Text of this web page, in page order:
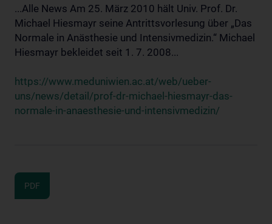
...Alle News Am 25. März 2010 hält Univ. Prof. Dr.
Michael Hiesmayr seine Antrittsvorlesung über „Das
Normale in Anästhesie und Intensivmedizin.“ Michael
Hiesmayr bekleidet seit 1. 7. 2008...
https://www.meduniwien.ac.at/web/ueber-
uns/news/detail/prof-dr-michael-hiesmayr-das-
normale-in-anaesthesie-und-intensivmedizin/
PDF